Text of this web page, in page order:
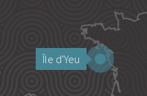
Île d'Yeu